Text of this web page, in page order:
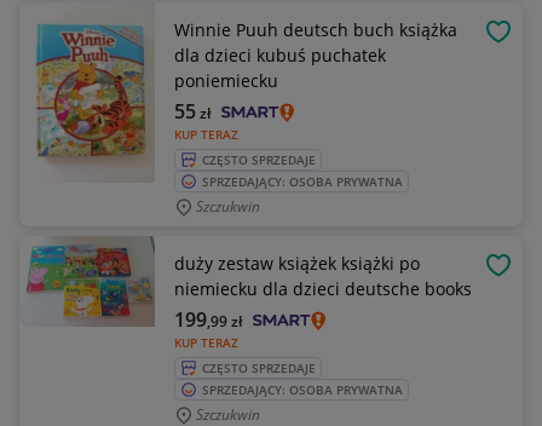
Winnie Puuh deutsch buch książka
dla dzieci kubuś puchatek
poniemiecku
KUP TERAZ
55zł
CZĘSTO SPRZEDAJE
SPRZEDAJĄCY: OSOBA PRYWATNA
Szczukwin
duży zestaw książek książki po
niemiecku dla dzieci deutsche books
KUP TERAZ
199,99zł
CZĘSTO SPRZEDAJE
SPRZEDAJĄCY: OSOBA PRYWATNA
Szczukwin